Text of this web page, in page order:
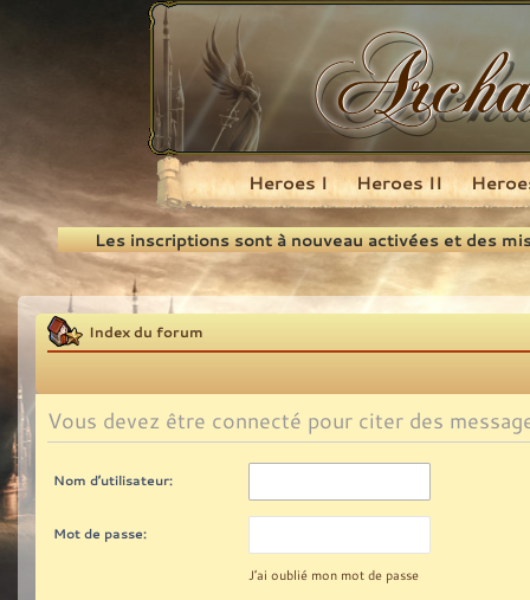
Recherche
Heroes I Heroes II
Les inscriptions sont à nouveau activées et des
Index du forum
Vous devez être connecté pour citer des
Nom d’utilisateur:
Mot de passe:
J’ai oublié mon mot de passe